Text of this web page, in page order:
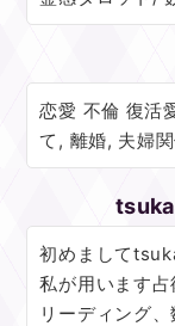
恋愛 不倫 復活
て, 離婚, 夫婦
初めまして
私が用います
リーディング